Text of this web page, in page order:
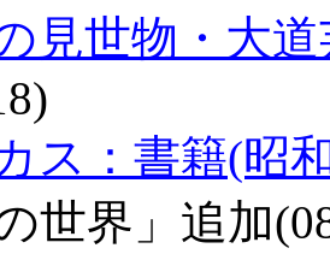
見世物・大
ス：書籍(昭
世界」追加